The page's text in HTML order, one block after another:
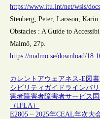
https://www.itu.int/net/wsis/
Stenberg, Peter; Larsson,
Obstacles : A Guide to
Malmö, 27p.
https://malmo.se/download/
カレントアウェアネス-E 図
シビリティ ガイドラインバ
害者障害者障害者サービス
（IFLA）
E2805 – 2025年CEAL年次大